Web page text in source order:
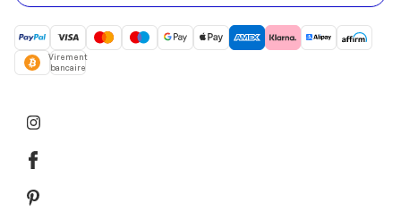
Virement
bancaire